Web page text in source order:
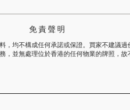
免 責 聲 明
，均不構成任何承諾或保證。買家不建議
並無處理位於香港的任何物業的牌照，故